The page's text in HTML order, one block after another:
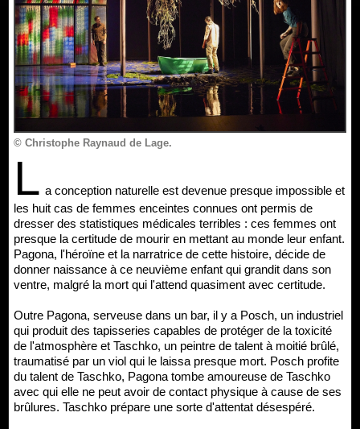
© Christophe Raynaud de Lage.
L a conception naturelle est devenue presque impossible et
les huit cas de femmes enceintes connues ont permis de
dresser des statistiques médicales terribles : ces femmes ont
presque la certitude de mourir en mettant au monde leur enfant.
Pagona, l'héroïne et la narratrice de cette histoire, décide de
donner naissance à ce neuvième enfant qui grandit dans son
ventre, malgré la mort qui l'attend quasiment avec certitude.
Outre Pagona, serveuse dans un bar, il y a Posch, un industriel
qui produit des tapisseries capables de protéger de la toxicité
de l'atmosphère et Taschko, un peintre de talent à moitié brûlé,
traumatisé par un viol qui le laissa presque mort. Posch profite
du talent de Taschko, Pagona tombe amoureuse de Taschko
avec qui elle ne peut avoir de contact physique à cause de ses
brûlures. Taschko prépare une sorte d'attentat désespéré.